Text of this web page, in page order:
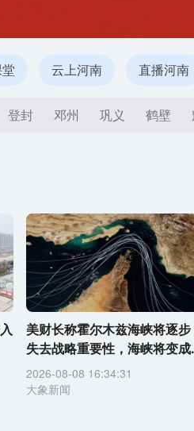
云上河南 直播河南
登封 邓州 巩义 鹤壁
美财长称霍尔木兹海峡将逐步
失去战略重要性，海峡将变成
2026-08-08 16:34:31
大象新闻